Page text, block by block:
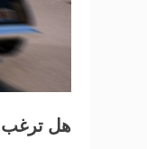
هل ترغب